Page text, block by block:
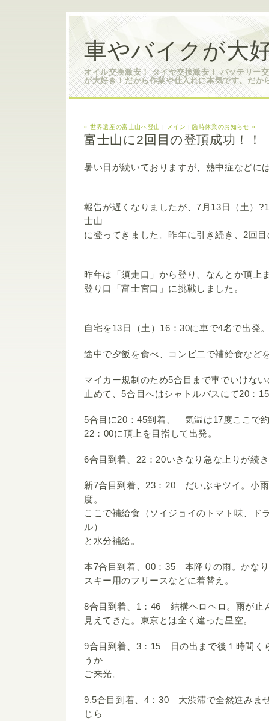
車やバイクが大
オイル交換激安！ タイヤ交換激安！ バッテリー
が大好き！だから作業や仕入れに本気です。だか
« 世界遺産の富士山へ登山 | メイン |臨時休業のお知らせ »
富士山に2回目の登頂成功！！
暑い日が続いておりますが、熱中症などに
報告が遅くなりましたが、7月13日（土）
士山
に登ってきました。昨年に引き続き、2回
昨年は「須走口」から登り、なんとか頂上
登り口「富士宮口」に挑戦しました。
自宅を13日（土）16：30に車で4名で出発
途中で夕飯を食べ、コンビ二で補給食など
マイカー規制のため5合目まで車でいけな
止めて、5合目へはシャトルバスにて20：
5合目に20：45到着、 気温は17度ここで
22：00に頂上を目指して出発。
6合目到着、22：20いきなり急な上りが続
新7合目到着、23：20 だいぶキツイ。小
度。
ここで補給食（ソイジョイのトマト味、ド
ル）
と水分補給。
本7合目到着、00：35 本降りの雨。かな
スキー用のフリースなどに着替え。
8合目到着、1：46 結構ヘロヘロ。雨が止
見えてきた。東京とは全く違った星空。
9合目到着、3：15 日の出まで後１時間く
うか
ご来光。
9.5合目到着、4：30 大渋滞で全然進みま
じら